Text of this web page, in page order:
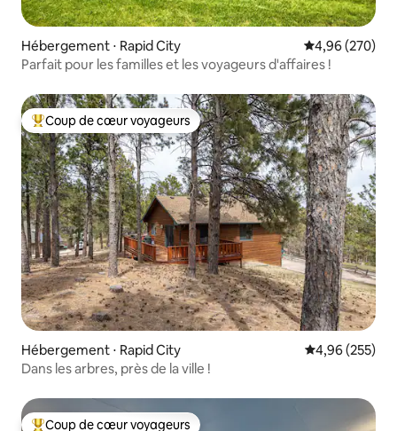
Hébergement ⋅ Rapid City Évaluation
4,96 (270)
Parfait pour les familles et les voyageurs d'affaires !
Coups de cœur voyageurs les plus appréciés
Coup de cœur voyageurs
Hébergement ⋅ Rapid City Évaluation
4,96 (255)
Dans les arbres, près de la ville !
Coup de cœur voyageurs